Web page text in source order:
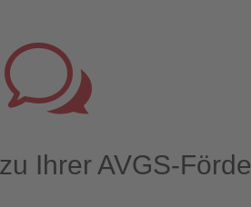
w
Ihrer AVGS-